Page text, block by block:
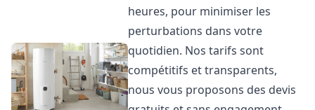
heures, pour minimiser les
perturbations dans votre
quotidien. Nos tarifs sont
compétitifs et transparents,
nous vous proposons des devis